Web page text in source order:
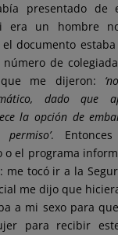
presentado de
era un hombre
el documento
número de
me dijeron:
dado que
la opción de
.
o el programa
tocó ir a la
me dijo que
a mi sexo para
para recibir